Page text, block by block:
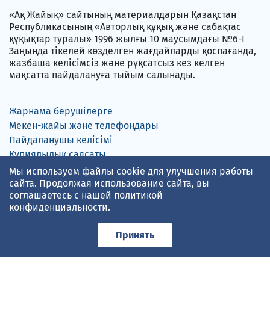
«Ақ Жайық» сайтының материалдарын Қазақстан
Республикасының «Авторлық құқық және сабақтас
құқықтар туралы» 1996 жылғы 10 маусымдағы №6-I
Заңында тікелей көзделген жағдайларды қоспағанда,
жазбаша келісімсіз және рұқсатсыз кез келген
мақсатта пайдалануға тыйым салынады.
Жарнама берушілерге
Мекен-жайы және телефондары
Пайдаланушы келісімі
Құпиялылық саясаты
Русский
English
мәліметіне сүйенген ауа-райы болжамы
Мы используем файлы cookie для улучшения работы
сайта. Продолжая использование сайта, вы
соглашаетесь с нашей политикой
конфиденциальности.
Принять